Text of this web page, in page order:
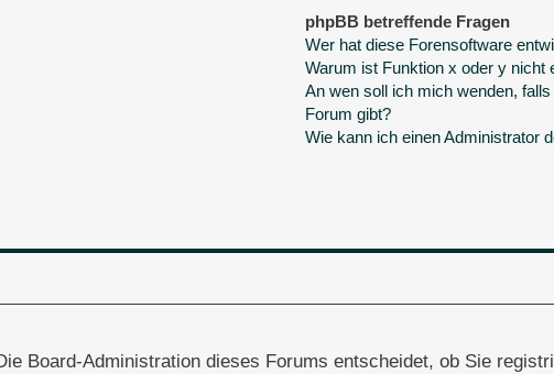
phpBB betreffende Fragen
Wer hat diese Forensoftware
Warum ist Funktion x oder y nicht
An wen soll ich mich wenden,
Forum gibt?
Wie kann ich einen Administrator
Board-Administration dieses Forums entscheidet, ob Sie